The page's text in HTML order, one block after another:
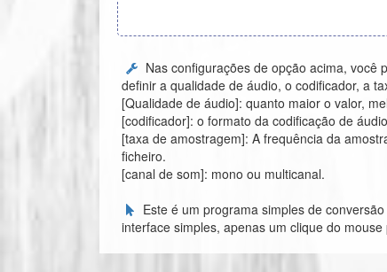
Nas configurações de opção acima, você
definir a qualidade de áudio, o codificador, a
[Qualidade de áudio]: quanto maior o valor,
[codificador]: o formato da codificação de
[taxa de amostragem]: A frequência da
ficheiro.
[canal de som]: mono ou multicanal.
Este é um programa simples de
interface simples, apenas um clique do